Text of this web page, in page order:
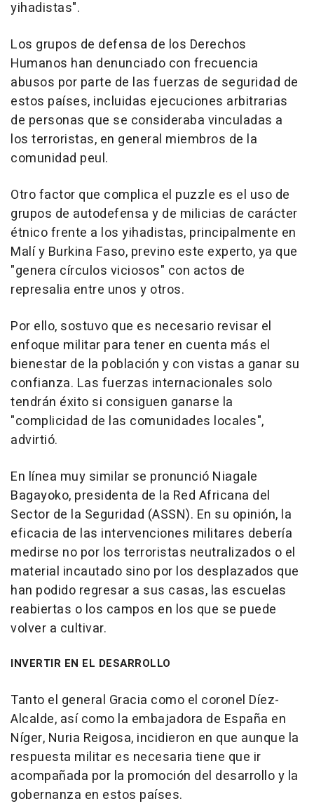
yihadistas".
Los grupos de defensa de los Derechos
Humanos han denunciado con frecuencia
abusos por parte de las fuerzas de seguridad de
estos países, incluidas ejecuciones arbitrarias
de personas que se consideraba vinculadas a
los terroristas, en general miembros de la
comunidad peul.
Otro factor que complica el puzzle es el uso de
grupos de autodefensa y de milicias de carácter
étnico frente a los yihadistas, principalmente en
Malí y Burkina Faso, previno este experto, ya que
"genera círculos viciosos" con actos de
represalia entre unos y otros.
Por ello, sostuvo que es necesario revisar el
enfoque militar para tener en cuenta más el
bienestar de la población y con vistas a ganar su
confianza. Las fuerzas internacionales solo
tendrán éxito si consiguen ganarse la
"complicidad de las comunidades locales",
advirtió.
En línea muy similar se pronunció Niagale
Bagayoko, presidenta de la Red Africana del
Sector de la Seguridad (ASSN). En su opinión, la
eficacia de las intervenciones militares debería
medirse no por los terroristas neutralizados o el
material incautado sino por los desplazados que
han podido regresar a sus casas, las escuelas
reabiertas o los campos en los que se puede
volver a cultivar.
INVERTIR EN EL DESARROLLO
Tanto el general Gracia como el coronel Díez-
Alcalde, así como la embajadora de España en
Níger, Nuria Reigosa, incidieron en que aunque la
respuesta militar es necesaria tiene que ir
acompañada por la promoción del desarrollo y la
gobernanza en estos países.